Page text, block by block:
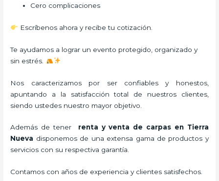
Cero complicaciones
Escríbenos ahora y recibe tu cotización.
Te ayudamos a lograr un evento protegido, organizado y
sin estrés.
Nos caracterizamos por ser confiables y honestos,
apuntando a la satisfacción total de nuestros clientes,
siendo ustedes nuestro mayor objetivo.
Además de tener renta y venta de carpas en Tierra
Nueva disponemos de una extensa gama de productos y
servicios con su respectiva garantía.
Contamos con años de experiencia y clientes satisfechos.